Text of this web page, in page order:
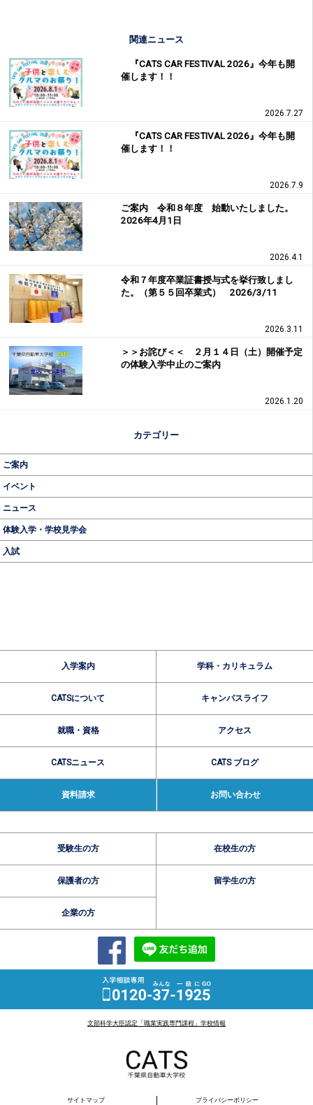
関連ニュース
『CATS CAR FESTIVAL 2026』今年も開
催します！！
2026.7.27
『CATS CAR FESTIVAL 2026』今年も開
催します！！
2026.7.9
ご案内 令和８年度 始動いたしました。
2026年4月1日
2026.4.1
令和７年度卒業証書授与式を挙行致しまし
た。（第５５回卒業式） 2026/3/11
2026.3.11
＞＞お詫び＜＜ ２月１４日（土）開催予定
の体験入学中止のご案内
2026.1.20
カテゴリー
ご案内
イベント
ニュース
体験入学・学校見学会
入試
入学案内 学科・カリキュラム
CATSについて キャンパスライフ
就職・資格 アクセス
CATSニュース CATS ブログ
資料請求 お問い合わせ
受験生の方 在校生の方
保護者の方 留学生の方
企業の方
文部科学大臣認定「職業実践専門課程」学校情報
サイトマップ プライバシーポリシー